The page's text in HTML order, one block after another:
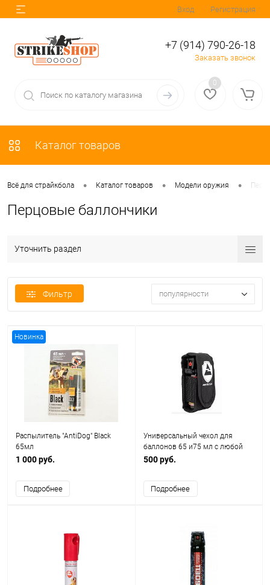
Вход Регистрация
+7 (914) 790-26-18
Заказать звонок
0
Каталог товаров
Всё для страйкбола • Каталог товаров • Модели оружия •
Перцовые баллончики
Уточнить раздел
Фильтр популярности
Новинка
Распылитель "AntiDog" Black
65мл
1 000 руб.
Подробнее
Универсальный чехол для
баллонов 65 и75 мл с любой
опцией активатора
фонарико
500 руб.
Подробнее